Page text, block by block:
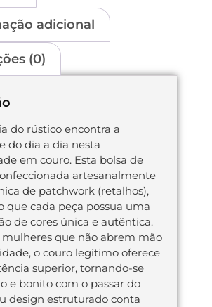
adicional
(0)
do rústico encontra a
do dia a dia nesta
em couro. Esta bolsa de
artesanalmente
de patchwork (retalhos),
que cada peça possua uma
de cores única e autêntica.
mulheres que não abrem mão
o couro legítimo oferece
superior, tornando-se
e bonito com o passar do
design estruturado conta